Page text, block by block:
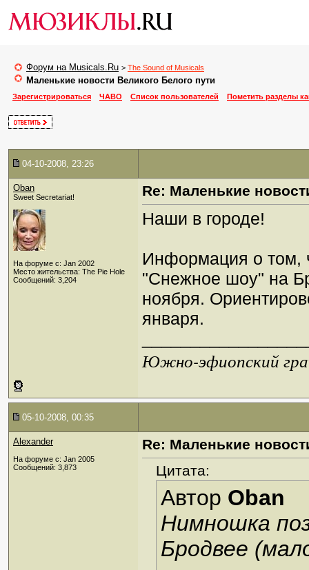
Форум на Musicals.Ru > The Sound of Musicals
Маленькие новости Великого Белого пути
Зарегистрироваться ЧАВО Список пользователей Пометить разделы
04-10-2008, 23:26
Oban
Sweet Secretariat!
На форуме с: Jan 2002
Место жительства: The Pie Hole
Сообщений: 3,204
Re: Маленькие
Наши в городе!
Информация о том,
"Снежное шоу" на
ноября.
января.
Южно-эфиопский
05-10-2008, 00:35
Alexander
На форуме с: Jan 2005
Сообщений: 3,873
Re: Маленькие
Цитата:
Автор Oban
Нимношка
Бродвее